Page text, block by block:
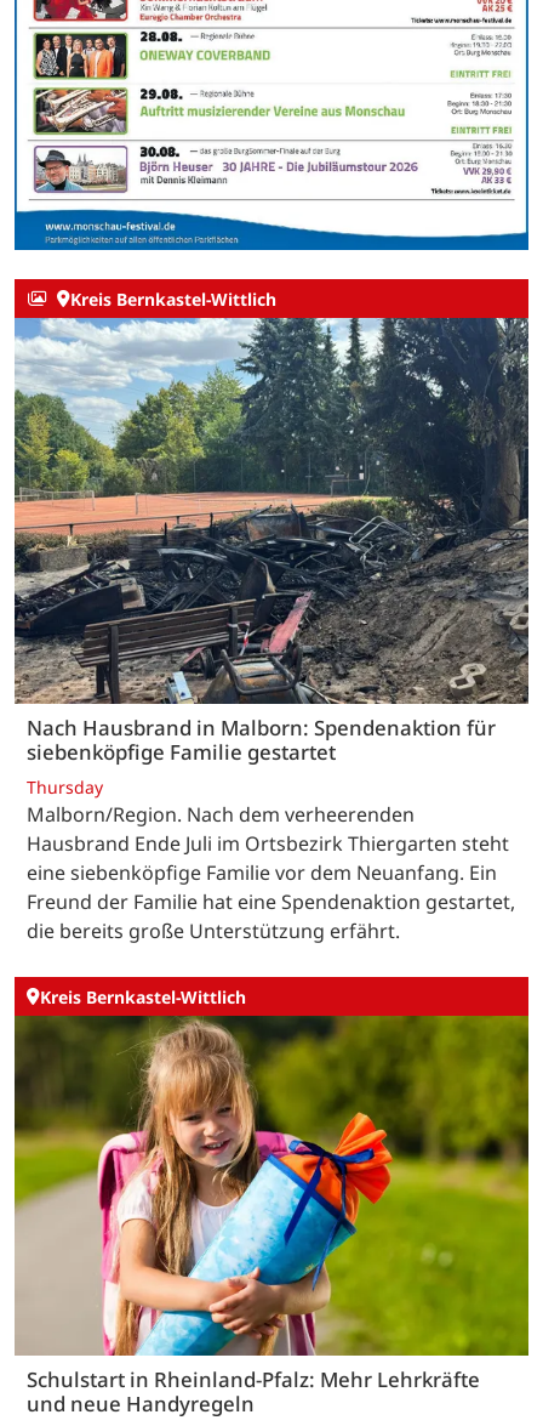
Kreis Bernkastel-Wittlich
Nach Hausbrand in Malborn: Spendenaktion für
siebenköpfige Familie gestartet
Thursday
Malborn/Region. Nach dem verheerenden
Hausbrand Ende Juli im Ortsbezirk Thiergarten steht
eine siebenköpfige Familie vor dem Neuanfang. Ein
Freund der Familie hat eine Spendenaktion gestartet,
die bereits große Unterstützung erfährt.
Kreis Bernkastel-Wittlich
Schulstart in Rheinland-Pfalz: Mehr Lehrkräfte
und neue Handyregeln